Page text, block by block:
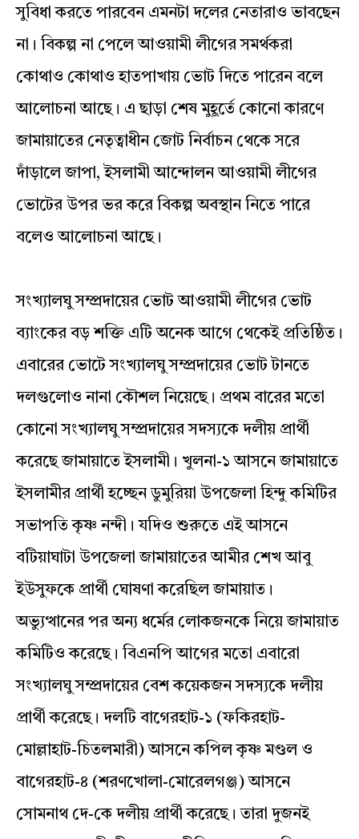
সুবিধা করতে পারবেন এমনটা দলের নেতারাও ভাবছেন
না। বিকল্প না পেলে আওয়ামী লীগের সমর্থকরা
কোথাও কোথাও হাতপাখায় ভোট দিতে পারেন বলে
আলোচনা আছে। এ ছাড়া শেষ মুহূর্তে কোনো কারণে
জামায়াতের নেতৃত্বাধীন জোট নির্বাচন থেকে সরে
দাঁড়ালে জাপা, ইসলামী আন্দোলন আওয়ামী লীগের
ভোটের উপর ভর করে বিকল্প অবস্থান নিতে পারে
বলেও আলোচনা আছে।
সংখ্যালঘু সম্প্রদায়ের ভোট আওয়ামী লীগের ভোট
ব্যাংকের বড় শক্তি এটি অনেক আগে থেকেই প্রতিষ্ঠিত।
এবারের ভোটে সংখ্যালঘু সম্প্রদায়ের ভোট টানতে
দলগুলোও নানা কৌশল নিয়েছে। প্রথম বারের মতো
কোনো সংখ্যালঘু সম্প্রদায়ের সদস্যকে দলীয় প্রার্থী
করেছে জামায়াতে ইসলামী। খুলনা-১ আসনে জামায়াতে
ইসলামীর প্রার্থী হচ্ছেন ডুমুরিয়া উপজেলা হিন্দু কমিটির
সভাপতি কৃষ্ণ নন্দী। যদিও শুরুতে এই আসনে
বটিয়াঘাটা উপজেলা জামায়াতের আমীর শেখ আবু
ইউসুফকে প্রার্থী ঘোষণা করেছিল জামায়াত।
অভ্যুত্থানের পর অন্য ধর্মের লোকজনকে নিয়ে জামায়াত
কমিটিও করেছে। বিএনপি আগের মতো এবারো
সংখ্যালঘু সম্প্রদায়ের বেশ কয়েকজন সদস্যকে দলীয়
প্রার্থী করেছে। দলটি বাগেরহাট-১ (ফকিরহাট-
মোল্লাহাট-চিতলমারী) আসনে কপিল কৃষ্ণ মণ্ডল ও
বাগেরহাট-৪ (শরণখোলা-মোরেলগঞ্জ) আসনে
সোমনাথ দে-কে দলীয় প্রার্থী করেছে। তারা দুজনই